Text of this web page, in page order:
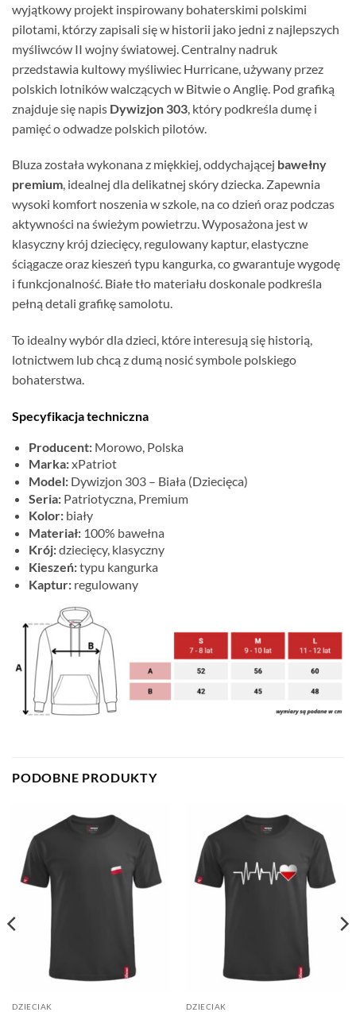
wyjątkowy projekt inspirowany bohaterskimi polskimi
pilotami, którzy zapisali się w historii jako jedni z najlepszych
myśliwców II wojny światowej. Centralny nadruk
przedstawia kultowy myśliwiec Hurricane, używany przez
polskich lotników walczących w Bitwie o Anglię. Pod grafiką
znajduje się napis Dywizjon 303 , który podkreśla dumę i
pamięć o odwadze polskich pilotów.
Bluza została wykonana z miękkiej, oddychającej bawełny
premium, idealnej dla delikatnej skóry dziecka. Zapewnia
wysoki komfort noszenia w szkole, na co dzień oraz podczas
aktywności na świeżym powietrzu. Wyposażona jest w
klasyczny krój dziecięcy, regulowany kaptur, elastyczne
ściągacze oraz kieszeń typu kangurka, co gwarantuje wygodę
i funkcjonalność. Białe tło materiału doskonale podkreśla
pełną detali grafikę samolotu.
To idealny wybór dla dzieci, które interesują się historią,
lotnictwem lub chcą z dumą nosić symbole polskiego
bohaterstwa.
Specyfikacja techniczna
Producent:Morowo, Polska
Marka:xPatriot
Model:Dywizjon 303 – Biała (Dziecięca)
Seria:Patriotyczna, Premium
Kolor:biały
Materiał:100% bawełna
Krój:dziecięcy, klasyczny
Kieszeń:typu kangurka
Kaptur:regulowany
PODOBNE PRODUKTY
DZIECIAK DZIECIAK